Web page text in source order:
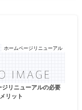
ホームページリニューアル
ジリニューアルの必要
リット